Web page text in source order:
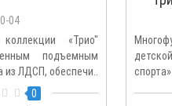
04
«Трио"
подъемным
ЛДСП, обеспечи..
0